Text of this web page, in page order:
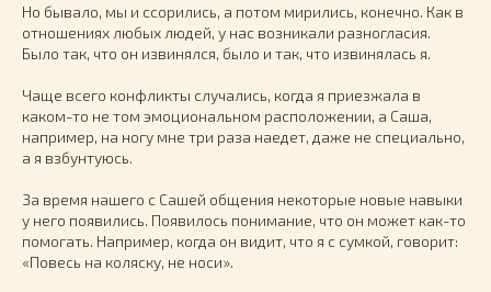
Но бывало, мы и ссорились, а потом мирились, конечно. Как в
отношениях любых людей, у нас возникали разногласия.
Было так, что он извинялся, было и так, что извинялась я.
Чаще всего конфликты случались, когда я приезжала в
каком-то не том эмоциональном расположении, а Саша,
например, на ногу мне три раза наедет, даже не специально,
а я взбунтуюсь.
За время нашего с Сашей общения некоторые новые навыки
у него появились. Появилось понимание, что он может как-то
помогать. Например, когда он видит, что я с сумкой, говорит:
«Повесь на коляску, не носи».